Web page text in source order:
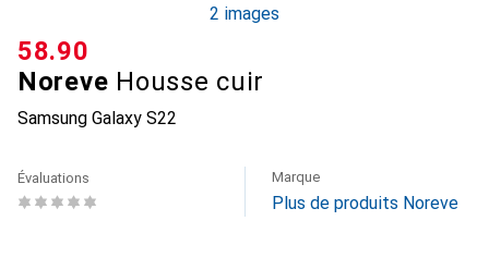
2 images
Noreve Housse cuir
Samsung Galaxy S22
CHF
58.90
Évaluations Marque
Plus de produits Noreve